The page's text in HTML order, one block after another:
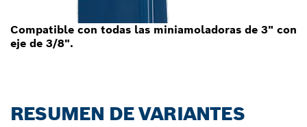
Compatible con todas las miniamoladoras de 3" con
eje de 3/8".
RESUMEN DE VARIANTES